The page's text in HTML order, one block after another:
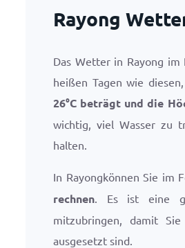
Rayong
Das Wetter in Rayong
heißen Tagen wie
26°C beträgt und die
wichtig, viel Wasser zu
halten.
In Rayongkönnen Sie im
rechnen. Es ist eine
mitzubringen, damit
ausgesetzt sind.